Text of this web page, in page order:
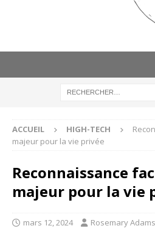
ACCUEIL HIGH-TECH
majeur pour la vie privée
Reconnaissance
majeur pour la vie
mars 12, 2024 Rosemary Adams